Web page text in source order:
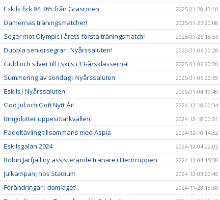
Eskils fick 84 765 från Gräsroten 2025-01-28 13:10
Damernas träningsmatcher! 2025-01-27 20:08
Seger mot Olympic i årets första träningsmatch! 2025-01-25 15:56
Dubbla seniorsegrar i Nyårssaluten! 2025-01-06 20:28
Guld och silver till Eskils i 13-årsklasserna! 2025-01-06 20:20
Summering av söndag i Nyårssaluten 2025-01-05 20:59
Eskils i Nyårssaluten! 2025-01-04 19:49
God Jul och Gott Nytt År! 2024-12-18 00:34
Bingolotter uppesittarkvällen! 2024-12-18 00:31
Padeltävling tillsammans med Aspia 2024-12-10 14:32
Eskilsgalan 2024 2024-12-04 22:05
Robin Jarfjäll ny assisterande tränare i Herrtruppen 2024-12-04 15:38
Julkampanj hos Stadium 2024-12-03 20:46
Förändringar i damlaget! 2024-11-28 13:58